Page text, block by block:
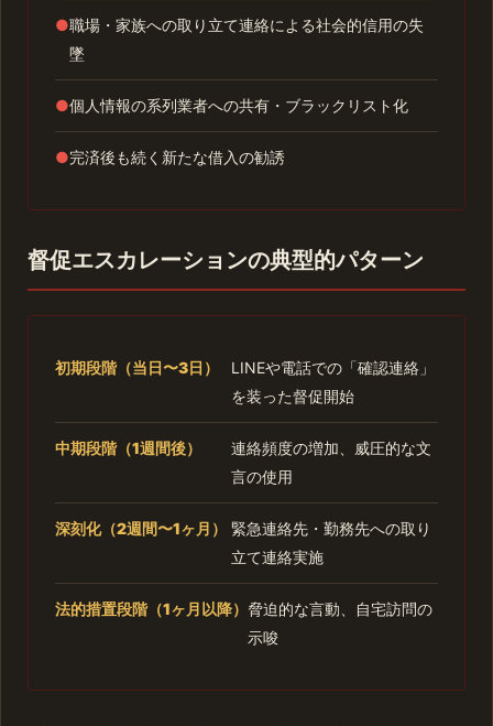
●職場・家族への取り立て連絡による社会的信用の失
墜
●個人情報の系列業者への共有・ブラックリスト化
●完済後も続く新たな借入の勧誘
督促エスカレーションの典型的パターン
初期段階（当日〜3日）
LINEや電話での「確認連絡」
を装った督促開始
中期段階（1週間後）
連絡頻度の増加、威圧的な文
言の使用
深刻化（2週間〜1ヶ月）
緊急連絡先・勤務先への取り
立て連絡実施
法的措置段階（1ヶ月以降） 脅迫的な言動、自宅訪問の
示唆